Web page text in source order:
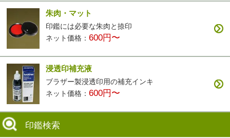
朱肉・マット
印鑑には必要な朱肉と捺印
ネット価格：600円〜
浸透印補充液
ブラザー製浸透印用の補充インキ
ネット価格：600円〜
印鑑検索